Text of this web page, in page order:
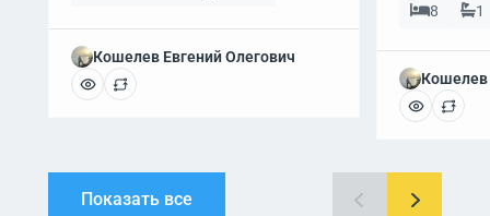
Кошелев Евгений Олегович
8 1
Кошелев
Показать все